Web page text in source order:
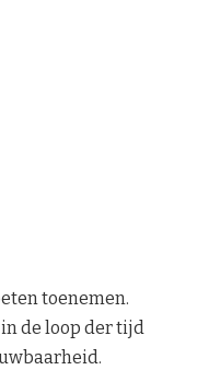
toenemen.
de loop der tijd